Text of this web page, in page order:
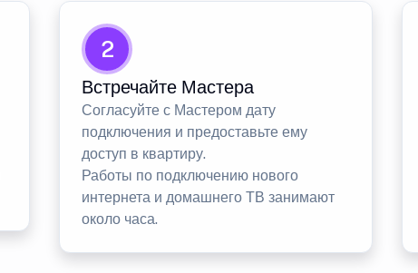
2
Встречайте Мастера
Согласуйте с Мастером дату
подключения и предоставьте ему
доступ в квартиру.
Работы по подключению нового
интернета и домашнего ТВ занимают
около часа.